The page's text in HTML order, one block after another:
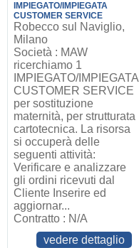
IMPIEGATO/IMPIEGATA
CUSTOMER SERVICE
Robecco sul Naviglio,
Milano
Società : MAW
ricerchiamo 1
IMPIEGATO/IMPIEGATA
CUSTOMER SERVICE
per sostituzione
maternità, per strutturata
cartotecnica. La risorsa
si occuperà delle
seguenti attività:
Verificare e analizzare
gli ordini ricevuti dal
Cliente Inserire ed
aggiornar...
Contratto : N/A
vedere dettaglio